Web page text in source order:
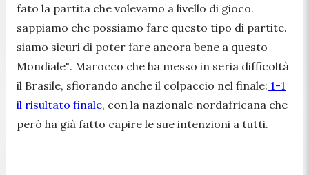
fato la partita che volevamo a livello di gioco.
sappiamo che possiamo fare questo tipo di partite.
siamo sicuri di poter fare ancora bene a questo
Mondiale". Marocco che ha messo in seria difficoltà
il Brasile, sfiorando anche il colpaccio nel finale: 1-1
il risultato finale, con la nazionale nordafricana che
però ha già fatto capire le sue intenzioni a tutti.